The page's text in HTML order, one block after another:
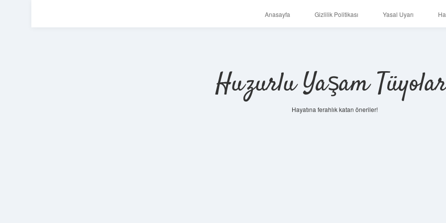
Anasayfa Gizlilik Politikası Yasal Uyarı
Huzurlu Yaşam
Hayatına ferahlık katan öneriler!